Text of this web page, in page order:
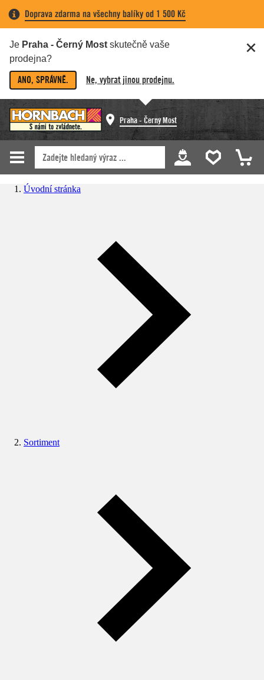
Doprava zdarma na všechny balíky od 1 500 Kč
Je Praha - Černý Most skutečně vaše
prodejna?
ANO, SPRÁVNĚ. Ne, vybrat jinou prodejnu.
Praha - Černý Most
Úvodní stránka
Sortiment